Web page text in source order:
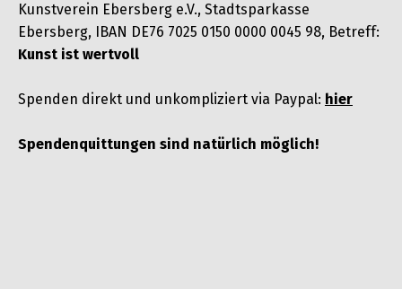
Kunstverein Ebersberg e.V., Stadtsparkasse
Ebersberg, IBAN DE76 7025 0150 0000 0045 98, Betreff:
Kunst ist wertvoll
Spenden direkt und unkompliziert via Paypal: hier
Spendenquittungen sind natürlich möglich!